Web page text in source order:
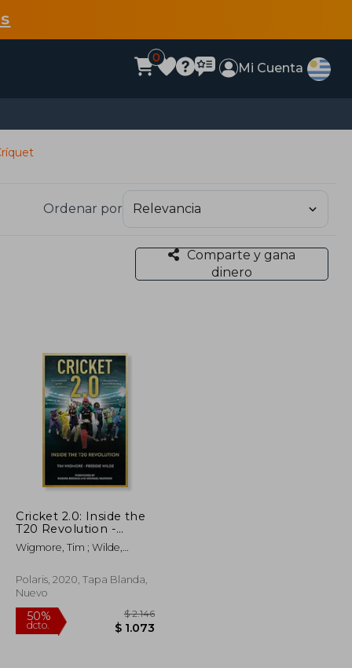
0
Mi Cuenta
Ordenar por
Comparte y gana
dinero
Cricket 2.0: Inside the
T20 Revolution -
Wisden Book of the
Year 2020 (en Inglés)
Wigmore, Tim ; Wilde,
Polaris, 2020, Tapa Blanda,
Nuevo